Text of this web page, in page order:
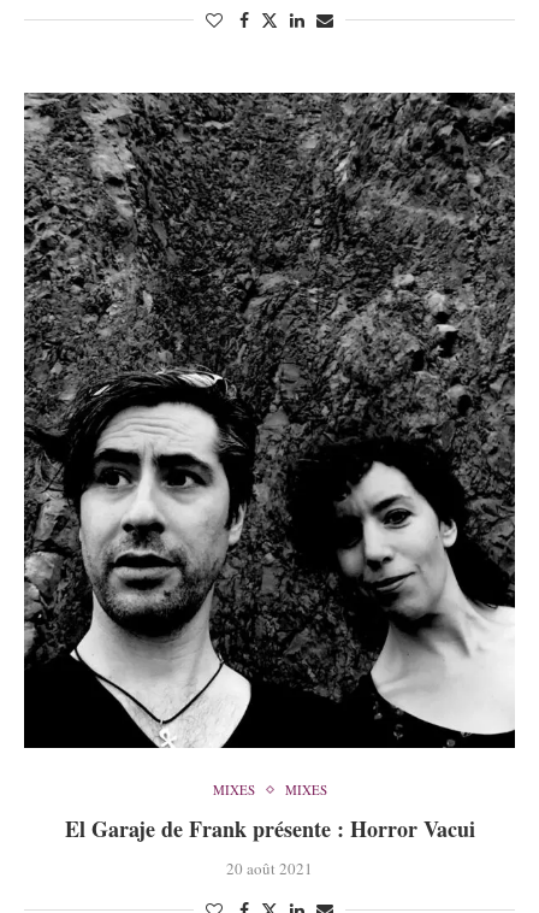
MIXES MIXES
El Garaje de Frank présente : Horror Vacui
20 août 2021